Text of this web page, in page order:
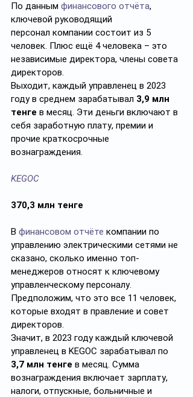
По данным финансового отчёта,
ключевой руководящий
персонал компании состоит из 5
человек. Плюс ещё 4 человека – это
независимые директора, члены совета
директоров.
Выходит, каждый управленец в 2023
году в среднем зарабатывал 3,9 млн
тенге в месяц. Эти деньги включают в
себя заработную плату, премии и
прочие краткосрочные
вознаграждения.
KEGOC
370,3 млн тенге
В финансовом отчёте компании по
управлению электрическими сетями не
сказано, сколько именно топ-
менеджеров относят к ключевому
управленческому персоналу.
Предположим, что это все 11 человек,
которые входят в правление и совет
директоров.
Значит, в 2023 году каждый ключевой
управленец в KEGOC зарабатывал по
3,7 млн тенге в месяц. Сумма
вознаграждения включает зарплату,
налоги, отпускные, больничные и